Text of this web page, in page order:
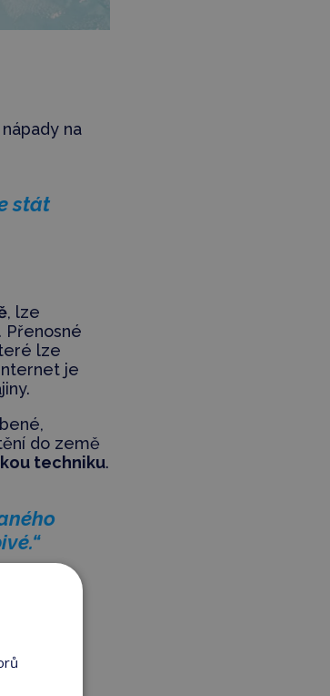
na
stát
, lze
Přenosné
lze
je
do země
techniku.